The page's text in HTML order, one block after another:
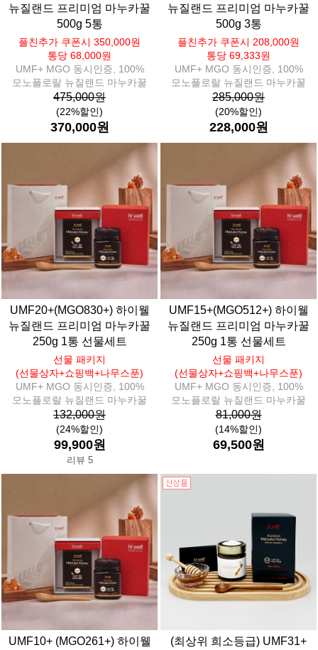
뉴질랜드 프리미엄 마누카꿀
500g 5통
플친추가 쿠폰시 350,000원
통당 68,000원
UMF+ MGO 동시인증, 100%
모노플로랄 뉴질랜드 마누카꿀
475,000원
(22%할인)
370,000원
뉴질랜드 프리미엄 마누카꿀
500g 3통
플친추가 쿠폰시 208,000원
통당 69,333원
UMF+ MGO 동시인증, 100%
모노플로랄 뉴질랜드 마누카꿀
285,000원
(20%할인)
228,000원
UMF20+(MGO830+) 하이웰
뉴질랜드 프리미엄 마누카꿀
250g 1통 선물세트
선물 패키지
(선물상자+쇼핑백+나무스푼)
UMF+ MGO 동시인증, 100%
모노플로랄 뉴질랜드 마누카꿀
132,000원
(24%할인)
99,900원
리뷰 5
UMF15+(MGO512+) 하이웰
뉴질랜드 프리미엄 마누카꿀
250g 1통 선물세트
선물 패키지
(선물상자+쇼핑백+나무스푼)
UMF+ MGO 동시인증, 100%
모노플로랄 뉴질랜드 마누카꿀
81,000원
(14%할인)
69,500원
UMF10+ (MGO261+) 하이웰
(최상위 희소등급) UMF31+